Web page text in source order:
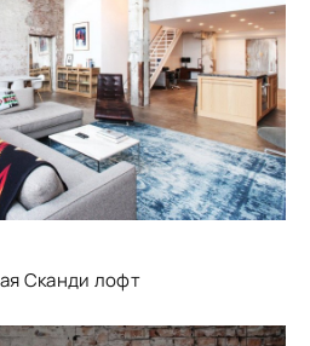
Сканди лофт